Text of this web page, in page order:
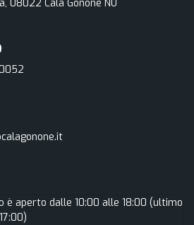
08022 Cala Gonone NU
è aperto dalle 10:00 alle 18:00 (ultimo